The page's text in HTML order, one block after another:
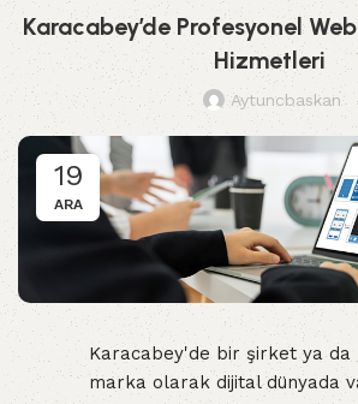
Karacabey’de Profesyonel
Hizmetleri
Aytuncbaskan
19
ARA
Karacabey'de bir şirket ya da
marka olarak dijital dünyada